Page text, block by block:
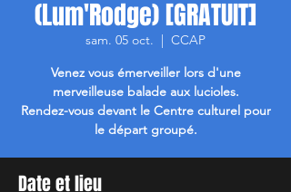
(Lum'Rodge) [GRATUIT]
sam. 05 oct.
  |
CCAP
Venez vous émerveiller lors d'une
merveilleuse balade aux lucioles.
Rendez-vous devant le Centre culturel pour
le départ groupé.
Date et lieu